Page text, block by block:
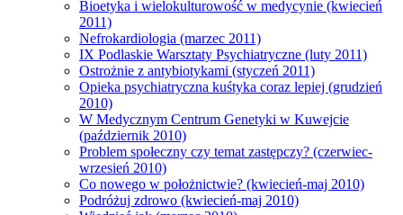
Bioetyka i wielokulturowość w medycynie (kwiecień
2011)
Nefrokardiologia (marzec 2011)
IX Podlaskie Warsztaty Psychiatryczne (luty 2011)
Ostrożnie z antybiotykami (styczeń 2011)
Opieka psychiatryczna kuśtyka coraz lepiej (grudzień
2010)
W Medycznym Centrum Genetyki w Kuwejcie
(październik 2010)
Problem społeczny czy temat zastępczy? (czerwiec-
wrzesień 2010)
Co nowego w położnictwie? (kwiecień-maj 2010)
Podróżuj zdrowo (kwiecień-maj 2010)